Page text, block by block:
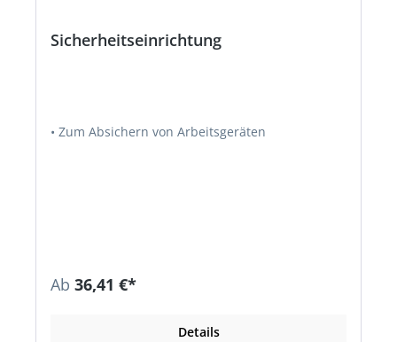
Sicherheitseinrichtung
• Zum Absichern von Arbeitsgeräten
Ab 36,41 €*
Details